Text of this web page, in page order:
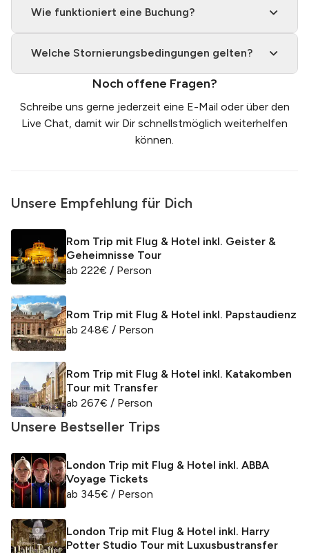
Wie funktioniert eine Buchung?
Welche Stornierungsbedingungen gelten?
Noch offene Fragen?
Schreibe uns gerne jederzeit eine E-Mail oder über den
Live Chat, damit wir Dir schnellstmöglich weiterhelfen
können.
Unsere Empfehlung für Dich
Rom Trip mit Flug & Hotel inkl. Geister &
Geheimnisse Tour
ab 222€ / Person
Rom Trip mit Flug & Hotel inkl. Papstaudienz
ab 248€ / Person
Rom Trip mit Flug & Hotel inkl. Katakomben
Tour mit Transfer
ab 267€ / Person
Unsere Bestseller Trips
London Trip mit Flug & Hotel inkl. ABBA
Voyage Tickets
ab 345€ / Person
London Trip mit Flug & Hotel inkl. Harry
Potter Studio Tour mit Luxusbustransfer